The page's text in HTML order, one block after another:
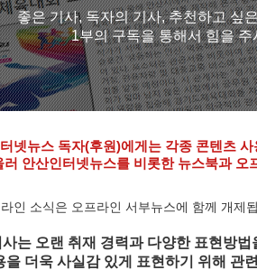
좋은 기사, 독자의 기사, 추천하고 싶
1부의 구독을 통해서 힘을 주
넷뉴스 독자(후원)에게는 각종 콘텐츠
러 안산인터넷뉴스를 비롯한 뉴스북과 오
인 소식은 오프라인 서부뉴스에 함께 개제
는 오랜 취재 경력과 다양한 표현방
을 더욱 사실감 있게 표현하기 위해 관